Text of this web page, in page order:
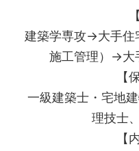
建築学専攻→大手住
施工管理）→大
【
一級建築士・宅地
理技士
【